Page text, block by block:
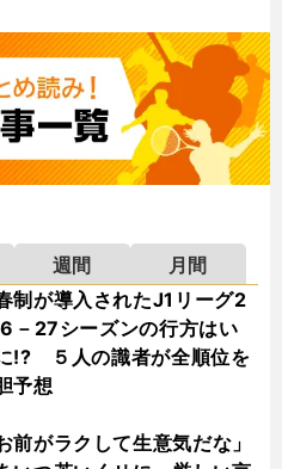
週間
月間
制が導入されたJ1リーグ2
－27シーズンの行方はい
!? ５人の識者が全順位を
予想
前がラクして生意気だな」